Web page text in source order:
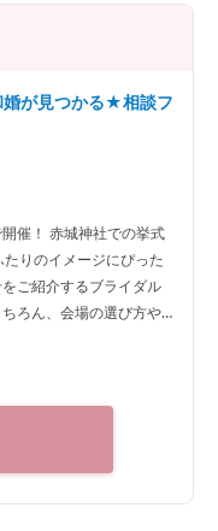
婚が見つかる★相談フ
催！ 赤城神社での挙式
りのイメージにぴった
ご紹介するブライダル
ろん、会場の選び方や
”の結婚式をご提案いた
でもご相談下さい！ ◆
セス】 JR線「飯田橋
西線・有楽町線・南北